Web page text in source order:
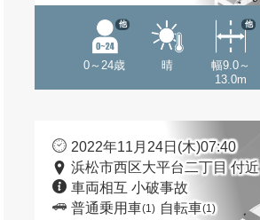
0～24歳
他
晴
幅9.0～
13.0m
他
2022年11月24日(木)07:40
浜松市西区大平台二丁目 付近
車両相互 小破事故
普通乗用車(1) 自転車(1)